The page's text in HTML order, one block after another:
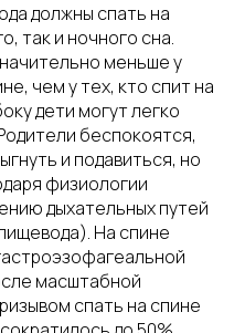
должны спать на
так и ночного сна.
меньше у
чем у тех, кто спит на
дети могут легко
беспокоятся,
и подавиться, но
физиологии
дыхательных путей
На спине
масштабной
спать на спине